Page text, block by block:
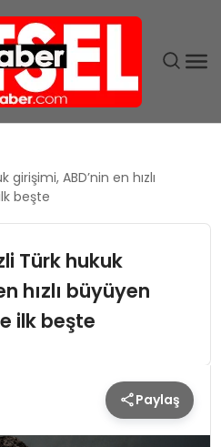
ABD’nin en hızlı
beşte
Türk hukuk
hızlı büyüyen
ilk beşte
Paylaş